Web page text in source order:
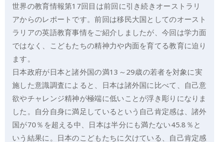
世界の教育情報第17回目は前回に引き続きオーストラリ
アからのレポートです。前回は移民大国としてのオースト
ラリアの英語教育事情をご紹介しましたが、今回は学力面
ではなく、こどもたちの精神力や内面を育てる教育に迫り
ます。
日本政府が日本と諸外国の満13～29歳の若者を対象に実
施した意識調査によると、日本は諸外国に比べて、自己意
欲やチャレンジ精神が極端に低いことが浮き彫りになりま
した。自分自身に満足しているという自己肯定感は、諸外
国が70％を超える中、日本は半分にも満たない45.8％と
いう結果に。日本のこどもたちに欠けている、自己肯定感